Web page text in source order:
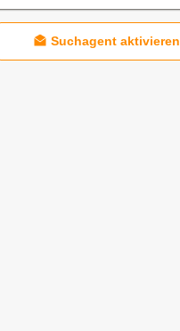
Suchagent aktivieren